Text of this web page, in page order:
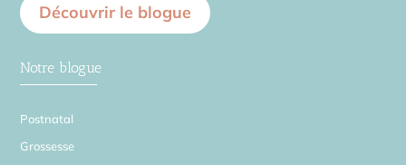
Découvrir le blogue
Notre blogue
Postnatal
Grossesse